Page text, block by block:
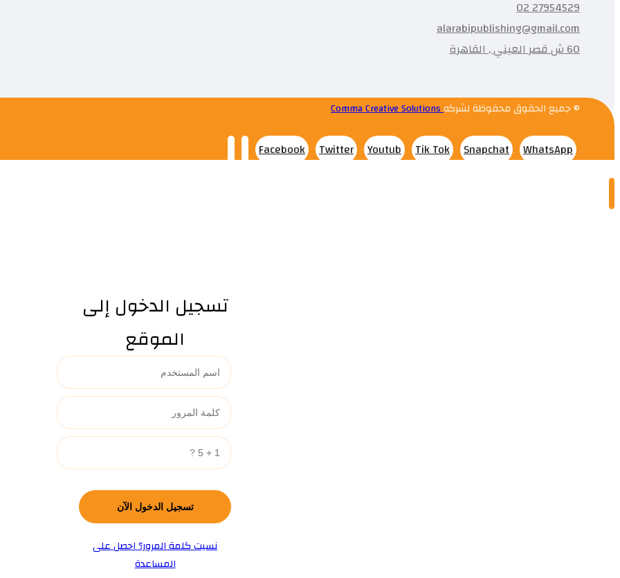
27954529 02
alarabipublishing@gmail.com
60 ش قصر العيني , القاهرة
© جميع الحقوق محفوظة لشركهComma Creative Solutions
Facebook Twitter Youtub Tik Tok Snapchat WhatsApp
تسجيل الدخول إلى
الموقع
نسيت كلمة المرور؟ احصل على
المساعدة